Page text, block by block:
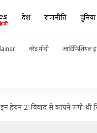
देश राजनीति दुनिया
नरेंद्र मोदी आर्टिफिशियल
हेवन 2' विवाद से कांपने लगी थी